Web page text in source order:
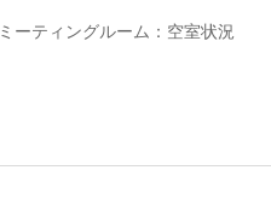
ミーティングルーム：空室状況